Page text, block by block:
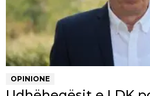
OPINIONE